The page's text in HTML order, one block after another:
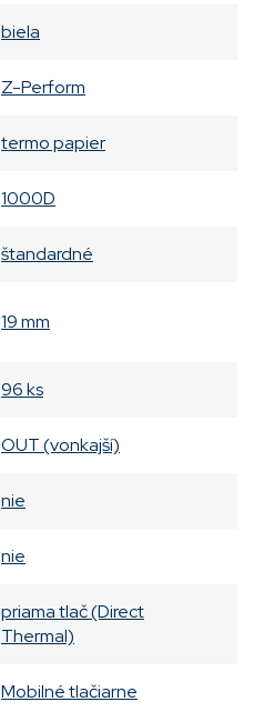
biela
Z-Perform
termo papier
1000D
štandardné
19 mm
96 ks
OUT (vonkajší)
nie
nie
priama tlač (Direct
Thermal)
Mobilné tlačiarne